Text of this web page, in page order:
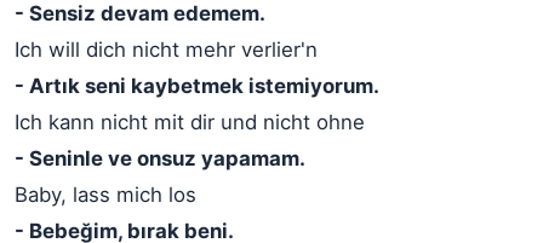
- Sensiz devam edemem.
Ich will dich nicht mehr verlier'n
- Artık seni kaybetmek istemiyorum.
Ich kann nicht mit dir und nicht ohne
- Seninle ve onsuz yapamam.
Baby, lass mich los
- Bebeğim, bırak beni.